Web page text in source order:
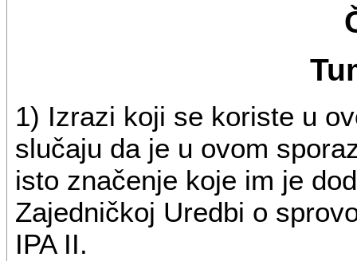
1) Izrazi koji se koriste u
slučaju da je u ovom
isto značenje koje im je
Zajedničkoj Uredbi o
IPA II.